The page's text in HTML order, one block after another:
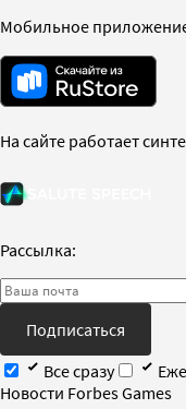
Мобильное
На сайте работает
Рассылка:
Подписаться
Все сразу
Новости Forbes Games